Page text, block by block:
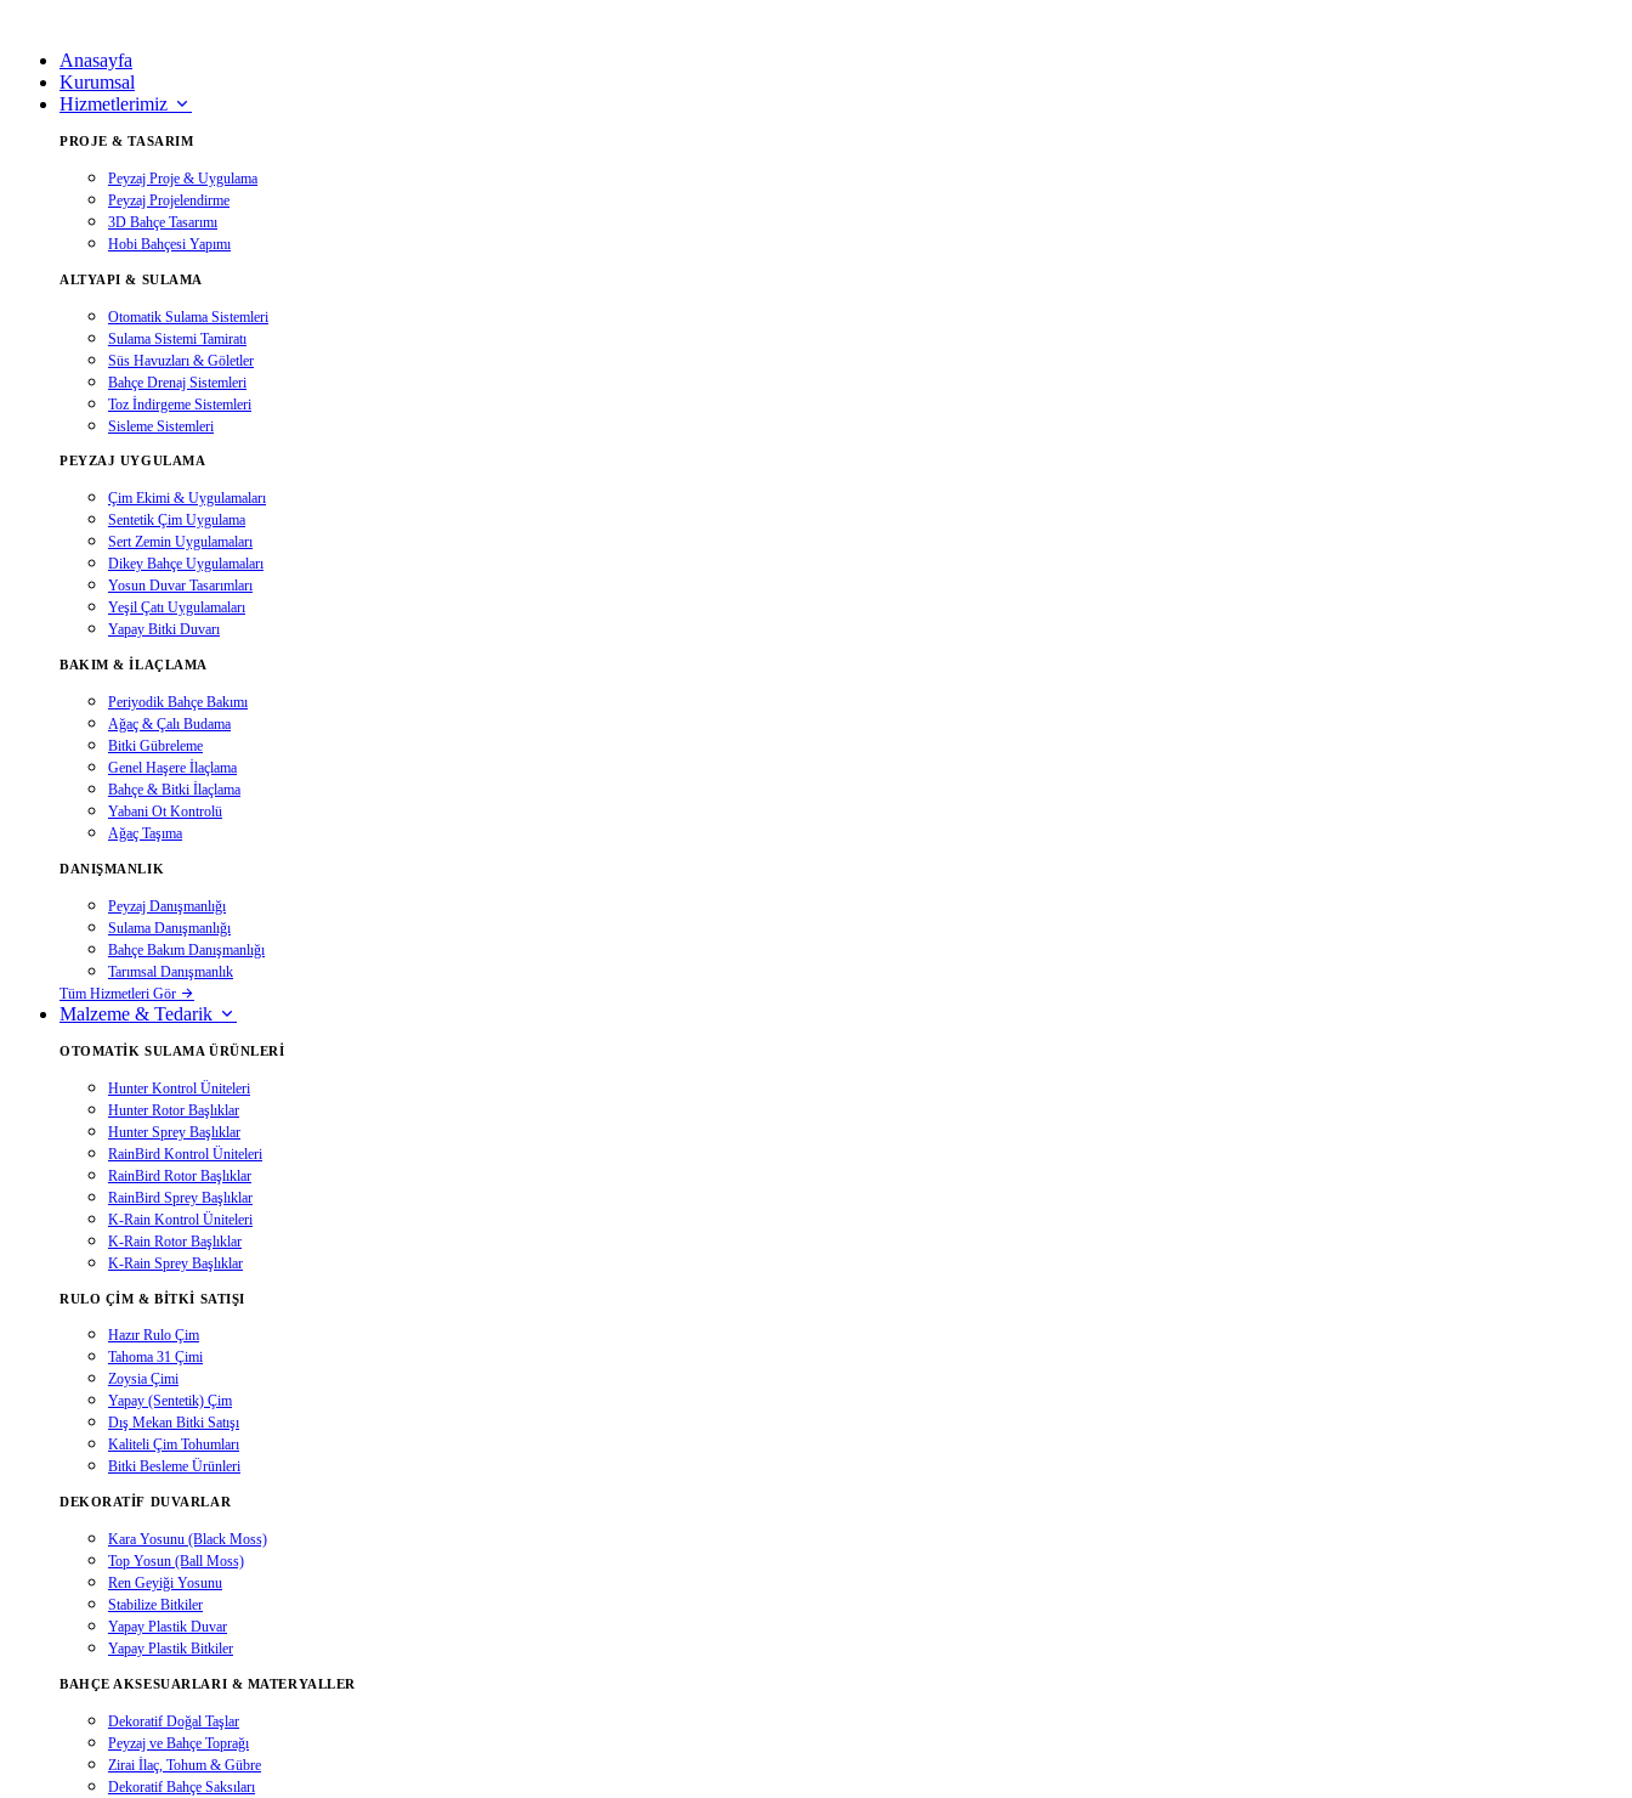
Anasayfa
Kurumsal
Hizmetlerimiz
PROJE & TASARIM
Peyzaj Proje & Uygulama
Peyzaj Projelendirme
3D Bahçe Tasarımı
Hobi Bahçesi Yapımı
ALTYAPI & SULAMA
Otomatik Sulama Sistemleri
Sulama Sistemi Tamiratı
Süs Havuzları & Göletler
Bahçe Drenaj Sistemleri
Toz İndirgeme Sistemleri
Sisleme Sistemleri
PEYZAJ UYGULAMA
Çim Ekimi & Uygulamaları
Sentetik Çim Uygulama
Sert Zemin Uygulamaları
Dikey Bahçe Uygulamaları
Yosun Duvar Tasarımları
Yeşil Çatı Uygulamaları
Yapay Bitki Duvarı
BAKIM & İLAÇLAMA
Periyodik Bahçe Bakımı
Ağaç & Çalı Budama
Bitki Gübreleme
Genel Haşere İlaçlama
Bahçe & Bitki İlaçlama
Yabani Ot Kontrolü
Ağaç Taşıma
DANIŞMANLIK
Peyzaj Danışmanlığı
Sulama Danışmanlığı
Bahçe Bakım Danışmanlığı
Tarımsal Danışmanlık
Tüm Hizmetleri Gör
Malzeme & Tedarik
OTOMATIK SULAMA ÜRÜNLERI
Hunter Kontrol Üniteleri
Hunter Rotor Başlıklar
Hunter Sprey Başlıklar
RainBird Kontrol Üniteleri
RainBird Rotor Başlıklar
RainBird Sprey Başlıklar
K-Rain Kontrol Üniteleri
K-Rain Rotor Başlıklar
K-Rain Sprey Başlıklar
RULO ÇIM & BITKI SATIŞI
Hazır Rulo Çim
Tahoma 31 Çimi
Zoysia Çimi
Yapay (Sentetik) Çim
Dış Mekan Bitki Satışı
Kaliteli Çim Tohumları
Bitki Besleme Ürünleri
DEKORATIF DUVARLAR
Kara Yosunu (Black Moss)
Top Yosun (Ball Moss)
Ren Geyiği Yosunu
Stabilize Bitkiler
Yapay Plastik Duvar
Yapay Plastik Bitkiler
BAHÇE AKSESUARLARI & MATERYALLER
Dekoratif Doğal Taşlar
Peyzaj ve Bahçe Toprağı
Zirai İlaç, Tohum & Gübre
Dekoratif Bahçe Saksıları